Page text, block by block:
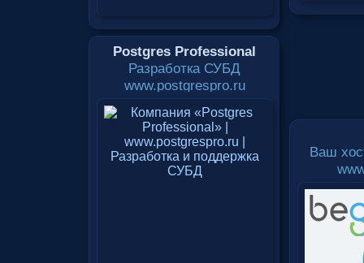
Postgres Professional
Разработка СУБД
www.postgrespro.ru
Ваш